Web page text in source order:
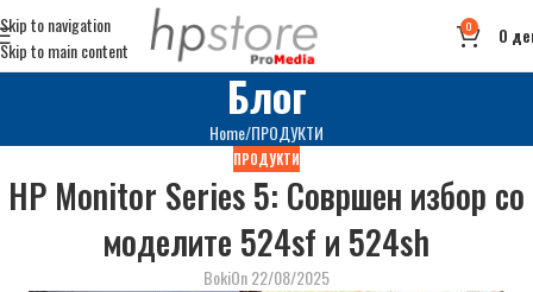
Skip to navigation
Skip to main content
0 0
Блог
Home ПРОДУКТИ
ПРОДУКТИ
HP Monitor Series 5: Совршен избор со
моделите 524sf и 524sh
BokiOn 22/08/2025